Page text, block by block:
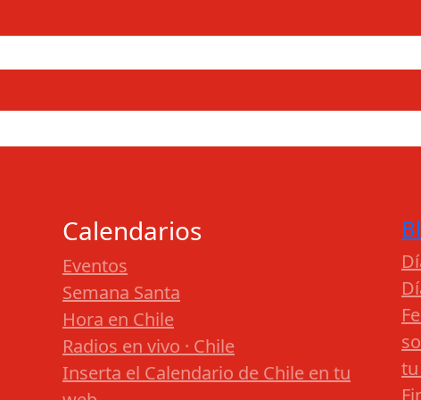
Calendarios
Eventos
Semana Santa
Hora en Chile
Radios en vivo · Chile
Inserta el Calendario de Chile en tu